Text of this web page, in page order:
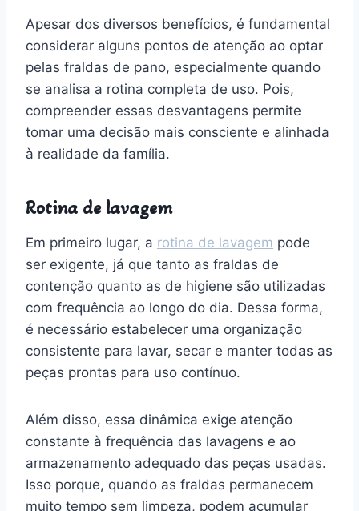
Apesar dos diversos benefícios, é fundamental
considerar alguns pontos de atenção ao optar
pelas fraldas de pano, especialmente quando
se analisa a rotina completa de uso. Pois,
compreender essas desvantagens permite
tomar uma decisão mais consciente e alinhada
à realidade da família.
Rotina de lavagem
Em primeiro lugar, a rotina de lavagem pode
ser exigente, já que tanto as fraldas de
contenção quanto as de higiene são utilizadas
com frequência ao longo do dia. Dessa forma,
é necessário estabelecer uma organização
consistente para lavar, secar e manter todas as
peças prontas para uso contínuo.
Além disso, essa dinâmica exige atenção
constante à frequência das lavagens e ao
armazenamento adequado das peças usadas.
Isso porque, quando as fraldas permanecem
muito tempo sem limpeza, podem acumular